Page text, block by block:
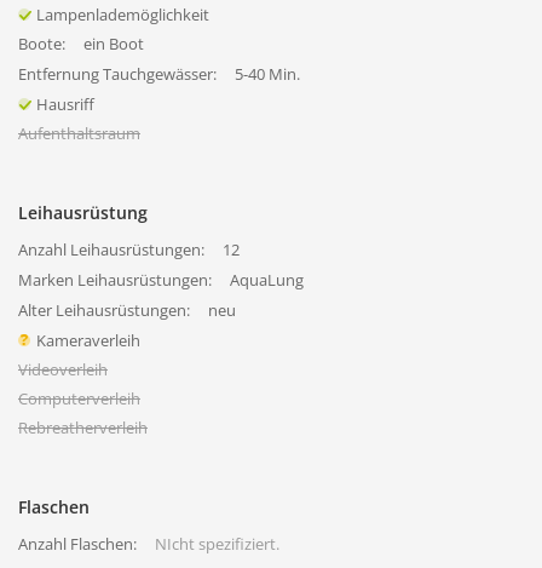
Lampenlademöglichkeit
Boote:
ein Boot
Entfernung Tauchgewässer:
5-40 Min.
Hausriff
Aufenthaltsraum
Leihausrüstung
Anzahl Leihausrüstungen:
12
Marken Leihausrüstungen:
AquaLung
Alter Leihausrüstungen:
neu
Kameraverleih
Videoverleih
Computerverleih
Rebreatherverleih
Flaschen
Anzahl Flaschen: NIcht spezifiziert.